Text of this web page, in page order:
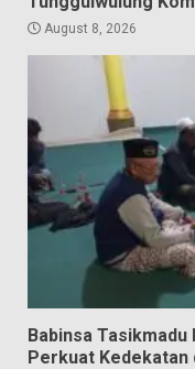
August 8, 2026
Babinsa
Perkuat Kedekatan